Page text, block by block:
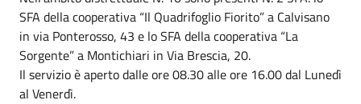
SFA della cooperativa “Il Quadrifoglio Fiorito” a Calvisano
in via Ponterosso, 43 e lo SFA della cooperativa “La
Sorgente” a Montichiari in Via Brescia, 20.
Il servizio è aperto dalle ore 08.30 alle ore 16.00 dal Lunedì
al Venerdì.